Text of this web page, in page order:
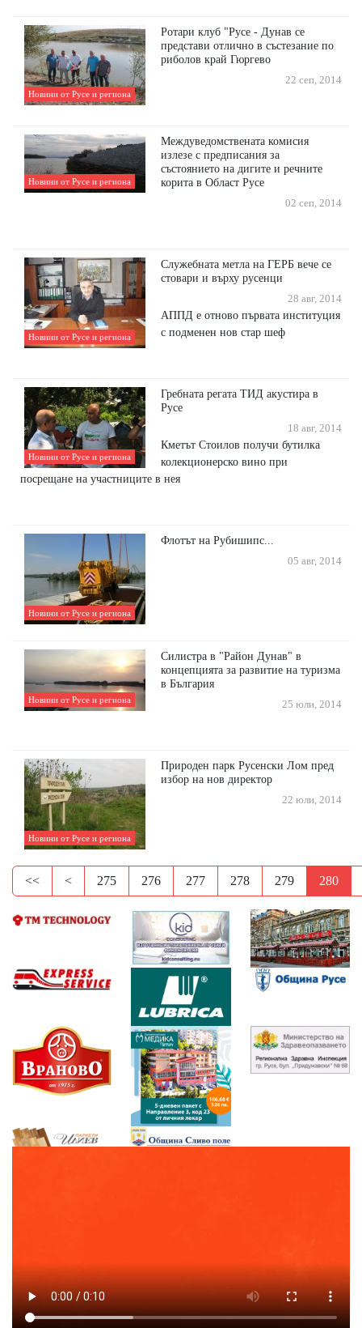
Новини от Русе и региона
Ротари клуб "Русе - Дунав се
представи отлично в състезание по
риболов край Гюргево
22 сеп, 2014
Новини от Русе и региона
Междуведомствената комисия
излезе с предписания за
състоянието на дигите и речните
корита в Област Русе
02 сеп, 2014
Новини от Русе и региона
Служебната метла на ГЕРБ вече се
стовари и върху русенци
28 авг, 2014
АППД е отново първата институция
с подменен нов стар шеф
Новини от Русе и региона
Гребната регата ТИД акустира в
Русе
18 авг, 2014
Кметът Стоилов получи бутилка
колекционерско вино при
посрещане на участниците в нея
Новини от Русе и региона
Флотът на Рубишипс...
05 авг, 2014
Новини от Русе и региона
Силистра в "Район Дунав" в
концепцията за развитие на туризма
в България
25 юли, 2014
Новини от Русе и региона
Природен парк Русенски Лом пред
избор на нов директор
22 юли, 2014
<< < 275 276 277 278 279 280